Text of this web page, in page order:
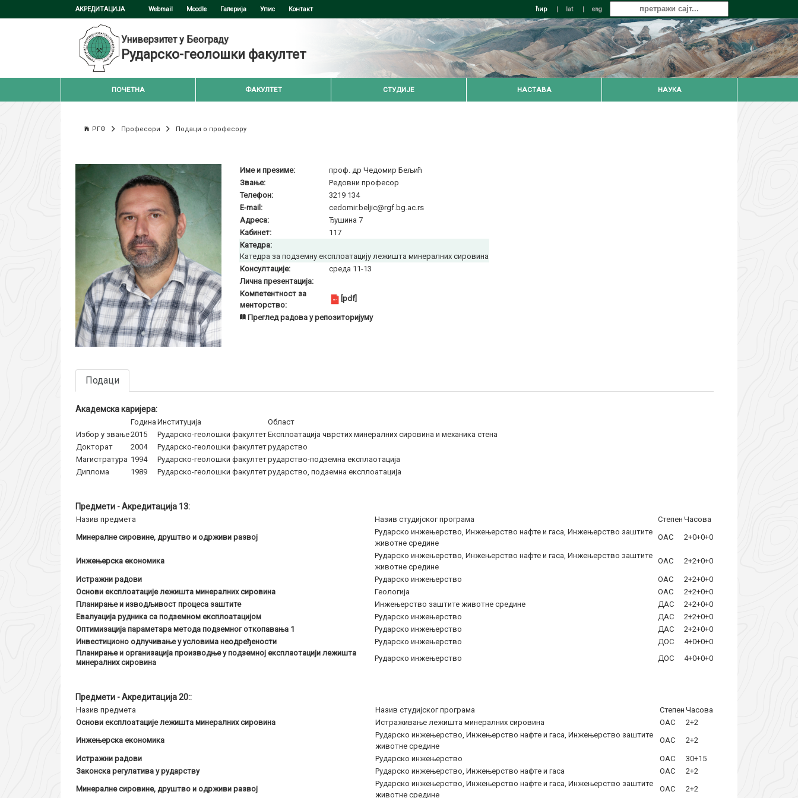
АКРЕДИТАЦИЈА Webmail Moodle Галерија Упис Контакт ћир | lat | eng
Универзитет у Београду
Рударско-геолошки факултет
ПОЧЕТНА ФАКУЛТЕТ СТУДИЈЕ НАСТАВА НАУКА
РГФ Професори Подаци о професору
Име и презиме:
проф. др Чедомир Бељић
Звање:
Редовни професор
Телефон:
3219 134
E-mail:
cedomir.beljic@rgf.bg.ac.rs
Адреса:
Ђушина 7
Кабинет:
117
Катедра:
Катедра за подземну експлоатацију лежишта минералних сировина
Консултације:
среда 11-13
Лична презентација:
Компетентност за
менторство:
[pdf]
Преглед радова у репозиторијуму
Подаци
Академска каријера:
Година Институција
Област
Избор у звање2015 Рударско-геолошки факултетЕксплоатација чврстих минералних сировина и механика стена
Докторат
2004 Рударско-геолошки факултетрударство
Магистратура 1994 Рударско-геолошки факултетрударство-подземна експлаотација
Диплома
1989 Рударско-геолошки факултетрударство, подземна експлоатација
Предмети - Акредитација 13:
Назив предмета Назив студијског програма Степен Часова
Минералне сировине, друштво и одрживи развој
Рударско инжењерство, Инжењерство нафте и гаса, Инжењерство заштите
животне средине
ОАС 2+0+0+0
Инжењерска економика
Рударско инжењерство, Инжењерство нафте и гаса, Инжењерство заштите
животне средине
ОАС 2+2+0+0
Истражни радови Рударско инжењерство ОАС
2+2+0+0
Основи експлоатације лежишта минералних сировина
Геологија ОАС
2+2+0+0
Планирање и изводљивост процеса заштите
Инжењерство заштите животне средине ДАС
2+2+0+0
Евалуација рудника са подземном експлоатацијом
Рударско инжењерство ДАС
2+2+0+0
Оптимизација параметара метода подземног откопавања 1
Рударско инжењерство ДАС
2+2+0+0
Инвестиционо одлучивање у условима неодређености
Рударско инжењерство ДОС
4+0+0+0
Планирање и организација производње у подземној експлаотацији лежишта
минералних сировина
Рударско инжењерство ДОС 4+0+0+0
Предмети - Акредитација 20::
Назив предмета Назив студијског програма Степен Часова
Основи експлоатације лежишта минералних сировина
Истраживање лежишта минералних сировина ОАС
2+2
Инжењерска економика
Рударско инжењерство, Инжењерство нафте и гаса, Инжењерство заштите
животне средине
ОАС 2+2
Истражни радови Рударско инжењерство ОАС
30+15
Законска регулатива у рударству
Рударско инжењерство, Инжењерство нафте и гаса ОАС
2+2
Минералне сировине, друштво и одрживи развој
Рударско инжењерство, Инжењерство нафте и гаса, Инжењерство заштите
животне средине
ОАС 2+2